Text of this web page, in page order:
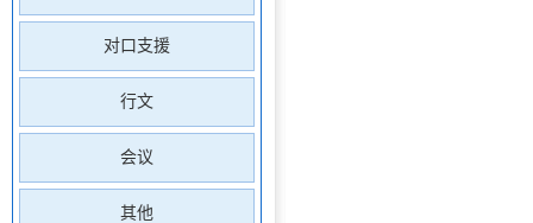
对口支援
行文
会议
其他